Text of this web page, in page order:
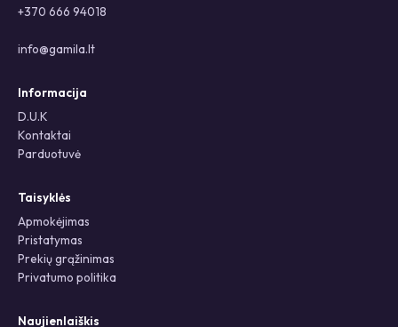
+370 666 94018
info@gamila.lt
Informacija
D.U.K
Kontaktai
Parduotuvė
Taisyklės
Apmokėjimas
Pristatymas
Prekių grąžinimas
Privatumo politika
Naujienlaiškis